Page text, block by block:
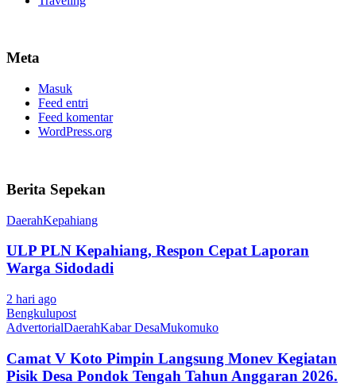
Meta
Masuk
Feed entri
Feed komentar
WordPress.org
Berita Sepekan
DaerahKepahiang
ULP PLN Kepahiang, Respon Cepat Laporan
Warga Sidodadi
2 hari ago
Bengkulupost
AdvertorialDaerahKabar DesaMukomuko
Camat V Koto Pimpin Langsung Monev Kegiatan
Pisik Desa Pondok Tengah Tahun Anggaran 2026.